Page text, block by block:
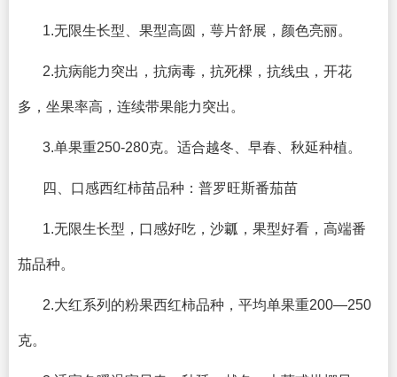
1.无限生长型、果型高圆，萼片舒展，颜色亮丽。
2.抗病能力突出，抗病毒，抗死棵，抗线虫，开花
多，坐果率高，连续带果能力突出。
3.单果重250-280克。适合越冬、早春、秋延种植。
四、口感西红柿苗品种：普罗旺斯番茄苗
1.无限生长型，口感好吃，沙瓤，果型好看，高端番
茄品种。
2.大红系列的粉果西红柿品种，平均单果重200—250
克。